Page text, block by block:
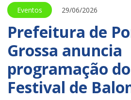
Eventos 29/06/2026
Prefeitura de
Grossa anuncia
programação do
Festival de